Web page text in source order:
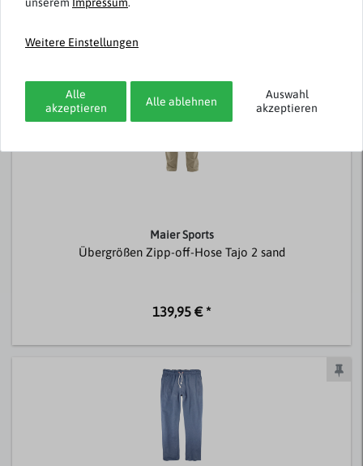
Passend dazu
Maier Sports
Übergrößen Zipp-off-Hose Tajo 2 sand
139,95 € *
Weitere Einstellungen
Alle
akzeptieren
Alle ablehnen
Auswahl
akzeptieren